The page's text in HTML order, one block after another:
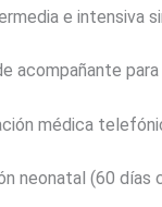
e intensiva
acompañante
médica
neonatal (60 días